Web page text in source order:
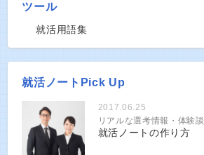
ツール
就活用語集
就活ノートPick Up
2017.06.25
リアルな選考情報・体験談
就活ノートの作り方